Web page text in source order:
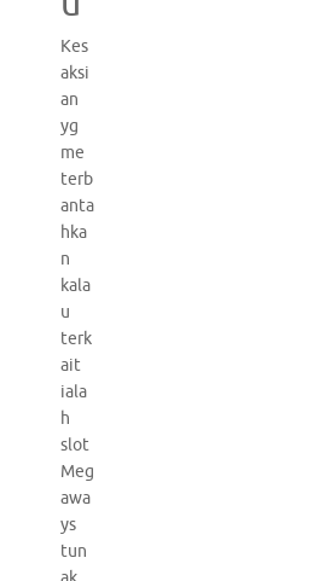
Kes
aksi
an
yg
me
terb
anta
hka
n
kala
u
terk
ait
iala
h
slot
Meg
awa
ys
tun